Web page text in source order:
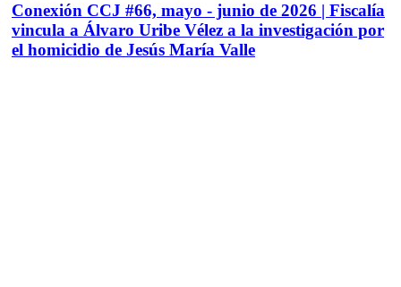
Conexión CCJ #66, mayo - junio de 2026 | Fiscalía
vincula a Álvaro Uribe Vélez a la investigación por
el homicidio de Jesús María Valle